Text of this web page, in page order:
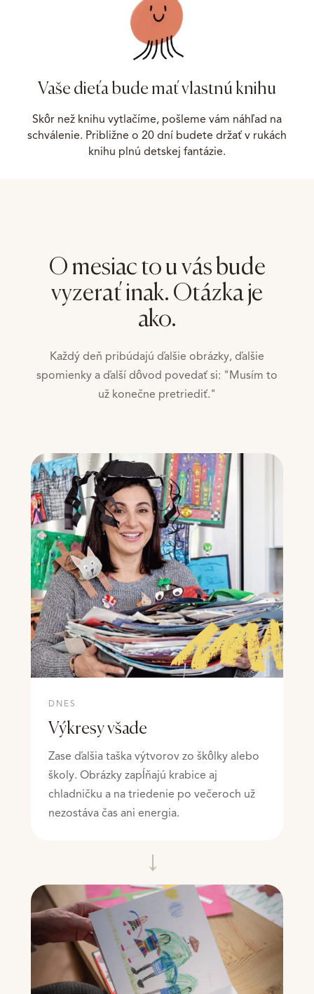
Vaše dieťa bude mať vlastnú knihu
Skôr než knihu vytlačíme, pošleme vám náhľad na
schválenie. Približne o 20 dní budete držať v rukách
knihu plnú detskej fantázie.
O mesiac to u vás bude
vyzerať inak. Otázka je
ako.
Každý deň pribúdajú ďalšie obrázky, ďalšie
spomienky a ďalší dôvod povedať si: "Musím to
už konečne pretriediť."
DNES
Výkresy všade
Zase ďalšia taška výtvorov zo škôlky alebo
školy. Obrázky zapĺňajú krabice aj
chladničku a na triedenie po večeroch už
nezostáva čas ani energia.
→